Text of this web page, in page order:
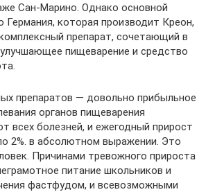
Сан-Марино. Однако основной
которая производит Креон,
препарат, сочетающий в
пищеварение и средство
препаратов — довольно прибыльное
органов пищеварения
всех болезней, и ежегодный прирост
2%. в абсолютном выражении. Это
Причинами тревожного прироста
питание школьников и
фастфудом, и всевозможными